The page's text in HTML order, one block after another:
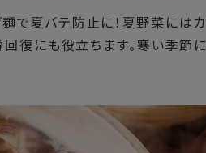
で夏バテ防止に！夏野菜には
復にも役立ちます。寒い季節